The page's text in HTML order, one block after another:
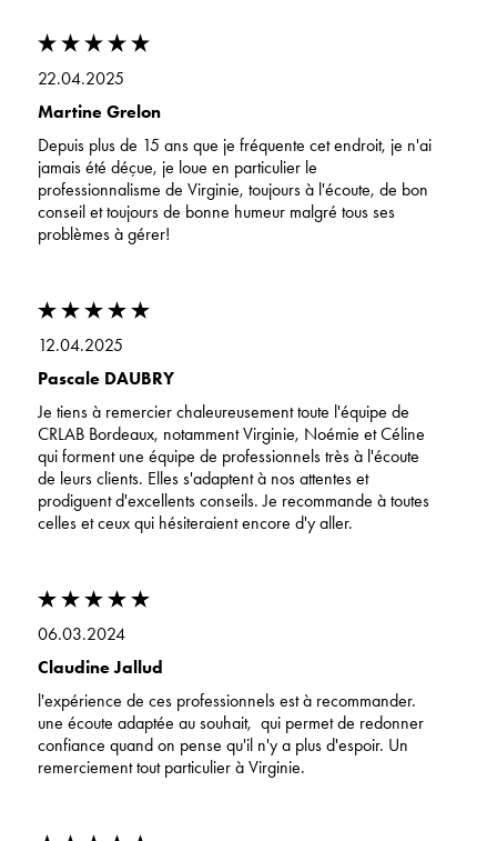
22.04.2025
Martine Grelon
Depuis plus de 15 ans que je fréquente cet endroit, je n'ai
jamais été déçue, je loue en particulier le
professionnalisme de Virginie, toujours à l'écoute, de bon
conseil et toujours de bonne humeur malgré tous ses
problèmes à gérer!
12.04.2025
Pascale DAUBRY
Je tiens à remercier chaleureusement toute l'équipe de
CRLAB Bordeaux, notamment Virginie, Noémie et Céline
qui forment une équipe de professionnels très à l'écoute
de leurs clients. Elles s'adaptent à nos attentes et
prodiguent d'excellents conseils. Je recommande à toutes
celles et ceux qui hésiteraient encore d'y aller.
06.03.2024
Claudine Jallud
l'expérience de ces professionnels est à recommander.
une écoute adaptée au souhait, qui permet de redonner
confiance quand on pense qu'il n'y a plus d'espoir. Un
remerciement tout particulier à Virginie.